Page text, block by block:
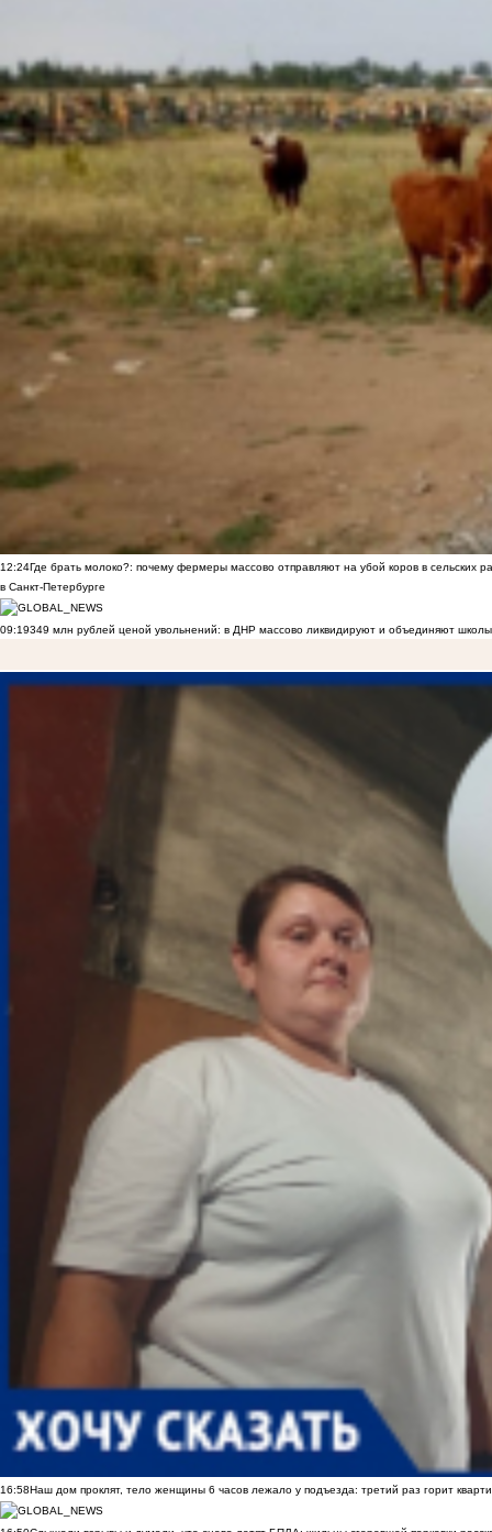
12:24Где брать молоко?: почему фермеры массово отправляют на убой коров в сельских
в Санкт-Петербурге
09:19349 млн рублей ценой увольнений: в ДНР массово ликвидируют и объединяют
16:58Наш дом проклят, тело женщины 6 часов лежало у подъезда: третий раз горит